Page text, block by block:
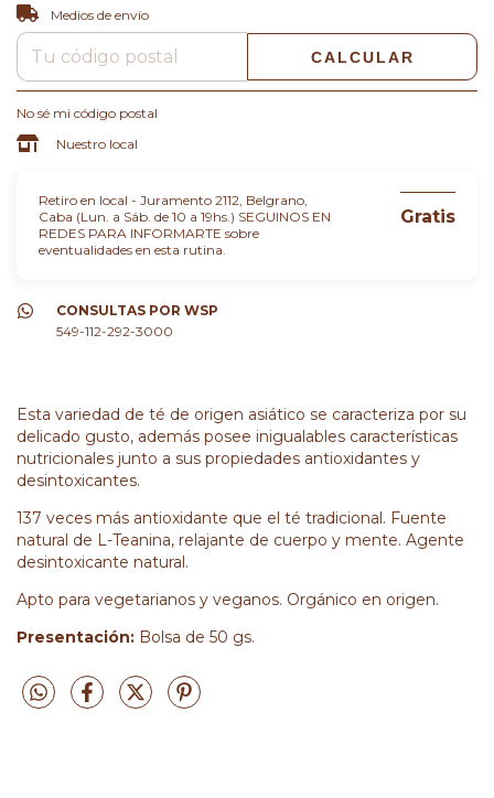
Entregas para el CP:
Medios de envío
CALCULAR
No sé mi código postal
Nuestro local
Retiro en local - Juramento 2112, Belgrano,
Caba (Lun. a Sáb. de 10 a 19hs.) SEGUINOS EN
REDES PARA INFORMARTE sobre
eventualidades en esta rutina.
Gratis
CONSULTAS POR WSP
549-112-292-3000
Esta variedad de té de origen asiático se caracteriza por su
delicado gusto, además posee inigualables características
nutricionales junto a sus propiedades antioxidantes y
desintoxicantes.
137 veces más antioxidante que el té tradicional. Fuente
natural de L-Teanina, relajante de cuerpo y mente. Agente
desintoxicante natural.
Apto para vegetarianos y veganos. Orgánico en origen.
Presentación: Bolsa de 50 gs.